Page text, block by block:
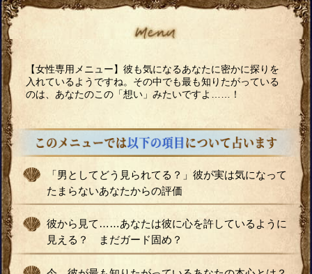
【女性専用メニュー】彼も気になるあなたに密かに探りを
入れているようですね。その中でも最も知りたがっている
のは、あなたのこの「想い」みたいですよ……！
「男としてどう見られてる？」彼が実は気になって
たまらないあなたからの評価
彼から見て……あなたは彼に心を許しているように
見える？ まだガード固め？